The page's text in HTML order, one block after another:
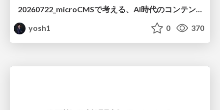
20260722_microCMSで考える、AI時代のコンテンツ運用設計
yosh1
0 370